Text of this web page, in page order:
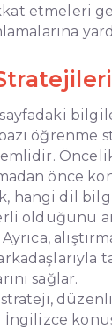
etmeleri
öğrenme
önce
hangi dil
olduğunu
sağlar.
İngilizce